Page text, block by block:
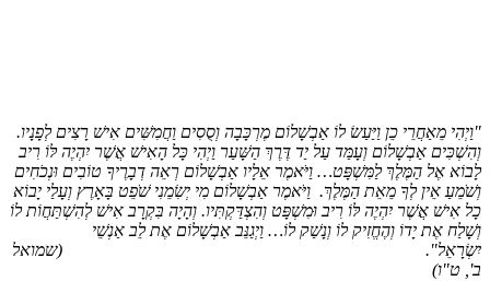
מֵאַחֲרֵי כֵן וַיַּעַשׂ לוֹ אַבְשָׁלוֹם מֶרְכָּבָה וְסֻסִים וַחֲמִשִּׁים אִישׁ רָצִים לְפָנָיו.
אַבְשָׁלוֹם וְעָמַּד עַל יַד דֶּרֶךְ הַשָּׁעַר וַיְהִי כָּל הָאִישׁ אֲשֶׁר יִהְיֶה לּוֹ רִיב
אֶל הַמֶּלֶךְ לַמִּשְׁפָּט… וַיֹּאמֶר אֵלָיו אַבְשָׁלוֹם רְאֵה דְבָרֶיךָ טוֹבִים וּנְכֹחִים
אֵין לְךָ מֵאֵת הַמֶּלֶךְ. וַיֹּאמֶר אַבְשָׁלוֹם מִי יְשִׂמֵנִי שֹׁפֵט בָּאָרֶץ וְעָלַי יָבוֹא
אִישׁ אֲשֶׁר יִהְיֶה לּוֹ רִיב וּמִשְׁפָּט וְהִצְדַּקְתִּיו. וְהָיָה בִּקְרָב אִישׁ לְהִשְׁתַּחֲוֹת לוֹ
אֶת יָדוֹ וְהֶחֱזִיק לוֹ וְנָשַׁק לוֹ… וַיְגַנֵּב אַבְשָׁלוֹם אֶת לֵב אַנְשֵׁי
(שמואל
ט"ו)